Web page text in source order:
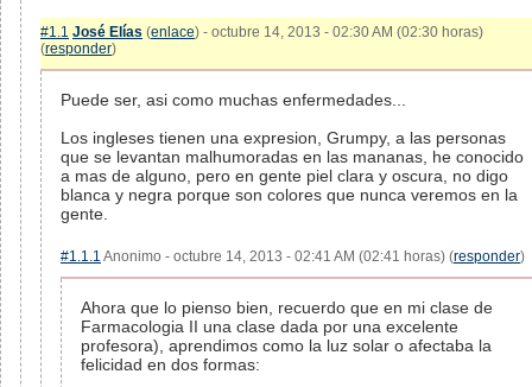
#1.1 José Elías (enlace) - octubre 14, 2013 - 02:30 AM (02:30 horas)
(responder)
Puede ser, asi como muchas enfermedades...
Los ingleses tienen una expresion, Grumpy, a las personas
que se levantan malhumoradas en las mananas, he conocido
a mas de alguno, pero en gente piel clara y oscura, no digo
blanca y negra porque son colores que nunca veremos en la
gente.
#1.1.1 Anonimo - octubre 14, 2013 - 02:41 AM (02:41 horas) (responder)
Ahora que lo pienso bien, recuerdo que en mi clase de
Farmacologia II una clase dada por una excelente
profesora), aprendimos como la luz solar o afectaba la
felicidad en dos formas: